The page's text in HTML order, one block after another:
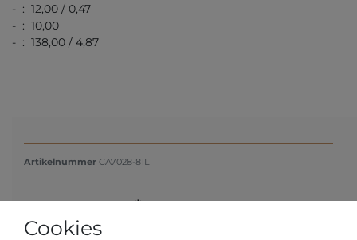
- : 12,00 / 0,47
- : 10,00
- : 138,00 / 4,87
Artikelnummer CA7028-81L
€ 199,00 *
Cookies